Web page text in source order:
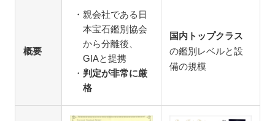
概要
親会社である日
本宝石鑑別協会
から分離後、
GIAと提携
判定が非常に厳
格
国内トップクラス
の鑑別レベルと設
備の規模